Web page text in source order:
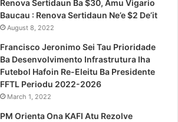
Renova Sertidaun Ba $30, Amu Vigario
Baucau : Renova Sertidaun Ne’e $2 De’it
August 8, 2022
Francisco Jeronimo Sei Tau Prioridade
Ba Desenvolvimento Infrastrutura Iha
Futebol Hafoin Re-Eleitu Ba Presidente
FFTL Periodu 2022-2026
March 1, 2022
PM Orienta Ona KAFI Atu Rezolve